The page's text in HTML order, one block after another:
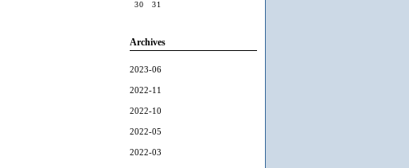
30
31
Archives
2023-06
2022-11
2022-10
2022-05
2022-03